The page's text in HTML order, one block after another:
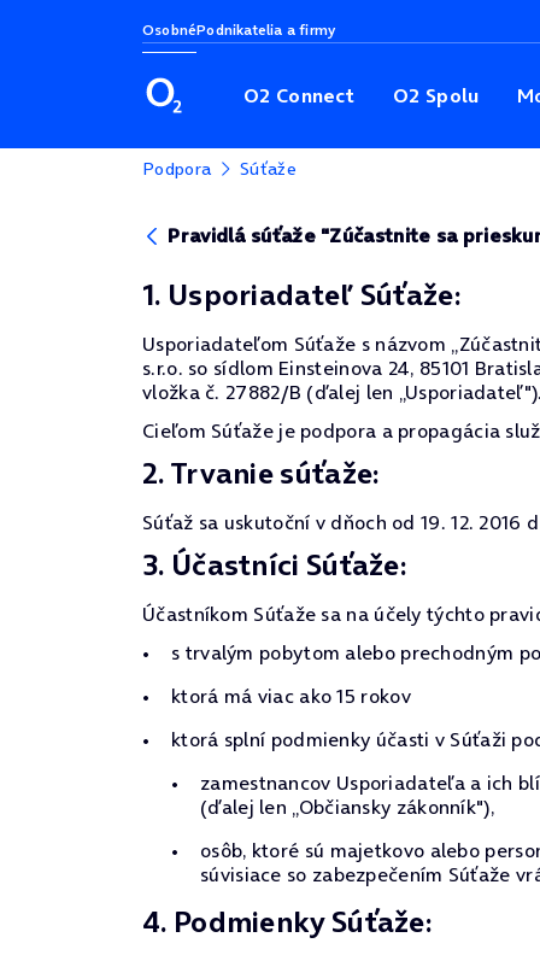
OsobnéPodnikatelia a firmy
O2 Connect O2 Spolu
Podpora Súťaže
Pravidlá súťaže "Zúčastnite sa
1. Usporiadateľ Súťaže:
Usporiadateľom Súťaže s názvom
s.r.o. so sídlom Einsteinova 24, 85101
vložka č. 27882/B (ďalej len
Cieľom Súťaže je podpora a propagácia
2. Trvanie súťaže:
Súťaž sa uskutoční v dňoch od 19. 12. 2016
3. Účastníci Súťaže:
Účastníkom Súťaže sa na účely týchto
s trvalým pobytom alebo prechodným
ktorá má viac ako 15 rokov
ktorá splní podmienky účasti v Súťaži
zamestnancov Usporiadateľa a ich
(ďalej len „Občiansky zákonník"),
osôb, ktoré sú majetkovo alebo
súvisiace so zabezpečením Súťaže
4. Podmienky Súťaže: